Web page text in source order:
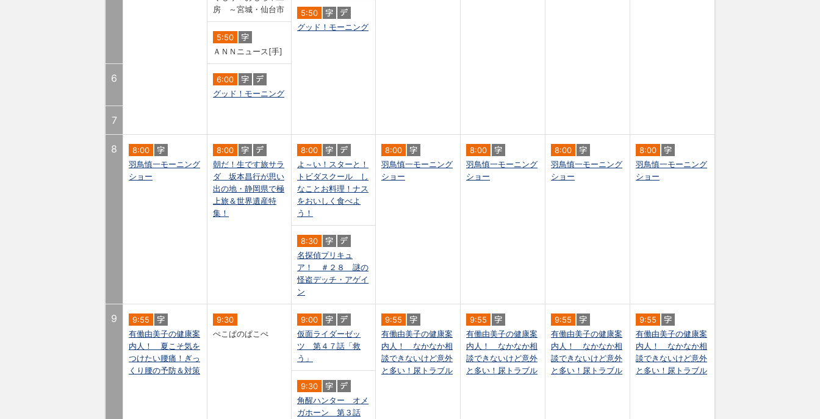
房 ～宮城・仙台市
5:50
ＡＮＮニュース[手]
5:50
グッド！モーニング
6
6:00
グッド！モーニング
7
8
8:00
羽鳥慎一モーニング
ショー
8:00
朝だ！生です旅サラ
ダ 坂本昌行が思い
出の地・静岡県で極
上旅＆世界遺産特
集！
8:00
よ～い！スターと！
トビダスクール し
なことお料理！ナス
をおいしく食べよ
う！
8:30
名探偵プリキュ
ア！ ＃２８ 謎の
怪盗デッチ・アゲイ
ン
8:00
羽鳥慎一モーニング
ショー
8:00
羽鳥慎一モーニング
ショー
8:00
羽鳥慎一モーニング
ショー
8:00
羽鳥慎一モーニング
ショー
9
9:55
有働由美子の健康案
内人！ 夏こそ気を
つけたい腰痛！ぎっ
くり腰の予防＆対策
9:30
ぺこぱのぱこぺ
9:00
仮面ライダーゼッ
ツ 第４７話「救
う」
9:30
角醒ハンター オメ
ガホーン 第３話
9:55
有働由美子の健康案
内人！ なかなか相
談できないけど意外
と多い！尿トラブル
9:55
有働由美子の健康案
内人！ なかなか相
談できないけど意外
と多い！尿トラブル
9:55
有働由美子の健康案
内人！ なかなか相
談できないけど意外
と多い！尿トラブル
9:55
有働由美子の健康案
内人！ なかなか相
談できないけど意外
と多い！尿トラブル